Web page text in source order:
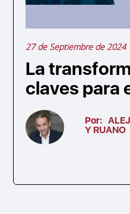
27 de Septiembre de 2024
La
claves para
Por:
Y RUANO